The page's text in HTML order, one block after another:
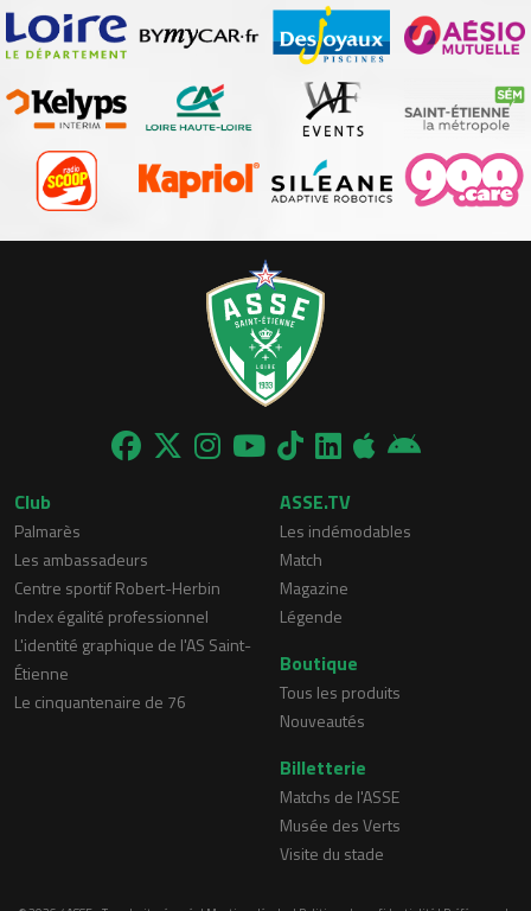
Club
Palmarès
Les ambassadeurs
Centre sportif Robert-Herbin
Index égalité professionnel
L'identité graphique de l'AS Saint-
Étienne
Le cinquantenaire de 76
ASSE.TV
Les indémodables
Match
Magazine
Légende
Boutique
Tous les produits
Nouveautés
Billetterie
Matchs de l'ASSE
Musée des Verts
Visite du stade